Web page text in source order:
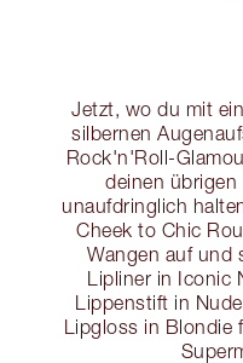
Jetzt, wo du mit
silbernen
Rock'n'Roll-
deinen
unaufdringlich
Cheek to Chic
Wangen auf und
Lipliner in Iconic
Lippenstift in
Lipgloss in Blondie